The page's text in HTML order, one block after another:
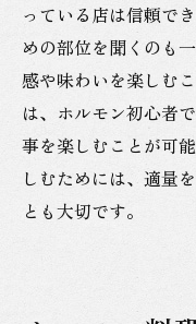
っている店は信頼で
めの部位を聞くのも
感や味わいを楽しむ
は、ホルモン初心者
事を楽しむことが可
しむためには、適量
とも大切です。